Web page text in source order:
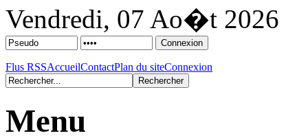
Vendredi, 07 Ao�t 2026
Flus RSSAccueilContactPlan du siteConnexion
Menu